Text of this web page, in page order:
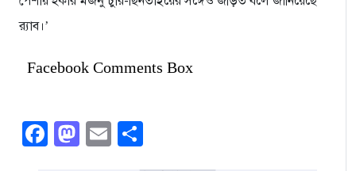
র‌্যাব।’
Facebook Comments Box
Facebook
Mastodon
Email